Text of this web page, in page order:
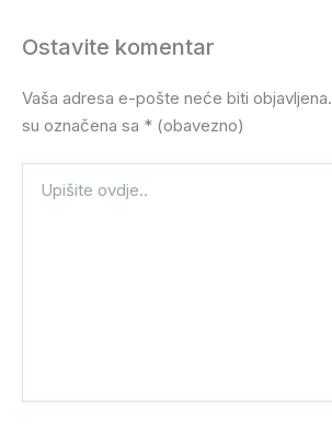
Ostavite komentar
Vaša adresa e-pošte neće biti objavljena.
su označena sa * (obavezno)
ovdje..